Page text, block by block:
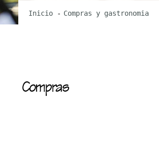
Inicio - Compras y gastronomia
Compras